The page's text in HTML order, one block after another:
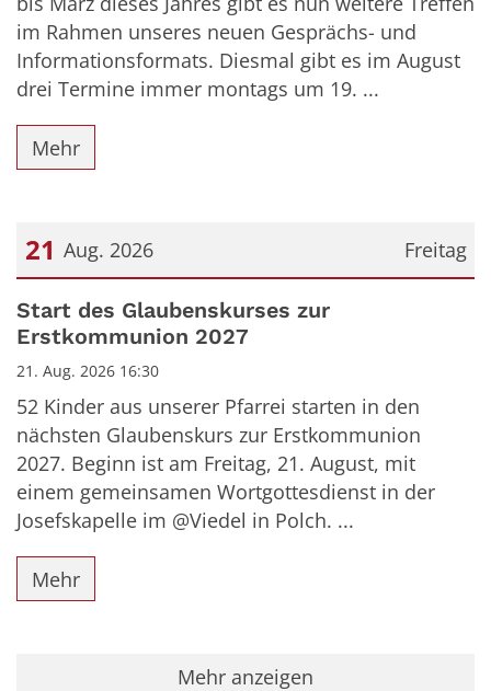
im Rahmen unseres neuen Gesprächs- und
Informationsformats. Diesmal gibt es im August
drei Termine immer montags um 19. ...
Mehr
Freitag
21 Aug. 2026
Datum: 21. August 2026
Start des Glaubenskurses zur
Erstkommunion 2027
21. Aug. 2026 16:30
52 Kinder aus unserer Pfarrei starten in den
nächsten Glaubenskurs zur Erstkommunion
2027. Beginn ist am Freitag, 21. August, mit
einem gemeinsamen Wortgottesdienst in der
Josefskapelle im @Viedel in Polch. ...
Mehr
Mehr anzeigen